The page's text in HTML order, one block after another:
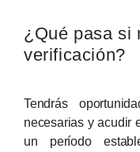
¿Qué pasa si
verificación?
Tendrás
necesarias y acudir
un período